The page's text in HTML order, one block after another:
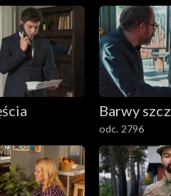
Barwy
odc. 2796